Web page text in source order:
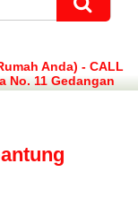
Anda) - CALL
No. 11 Gedangan